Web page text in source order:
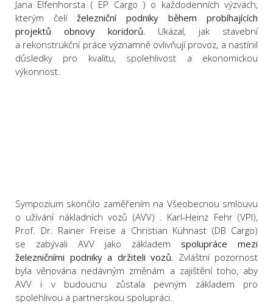
Jana Elfenhorsta ( EP Cargo ) o každodenních výzvách,
kterým čelí železniční podniky během probíhajících
projektů obnovy koridorů . Ukázal, jak stavební
a rekonstrukční práce významně ovlivňují provoz, a nastínil
důsledky pro kvalitu, spolehlivost a ekonomickou
výkonnost.
Sympozium skončilo zaměřením na Všeobecnou smlouvu
o užívání nákladních vozů (AVV) . Karl-Heinz Fehr (VPI),
Prof. Dr. Rainer Freise a Christian Kühnast (DB Cargo)
se zabývali AVV jako základem spolupráce mezi
železničními podniky a držiteli vozů. Zvláštní pozornost
byla věnována nedávným změnám a zajištění toho, aby
AVV i v budoucnu zůstala pevným základem pro
spolehlivou a partnerskou spolupráci.